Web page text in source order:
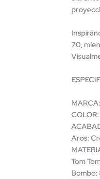
70,
Aros:
Tom
Bombo: